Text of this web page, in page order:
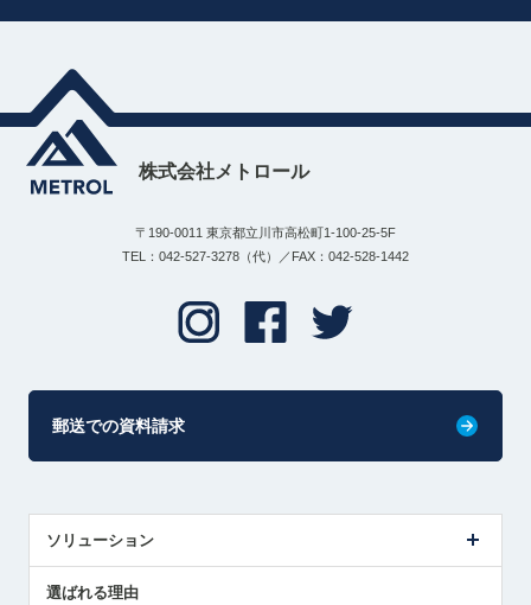
株式会社メトロール
〒190-0011 東京都立川市高松町1-100-25-5F
TEL：042-527-3278（代）／FAX：042-528-1442
郵送での資料請求
ソリューション
選ばれる理由